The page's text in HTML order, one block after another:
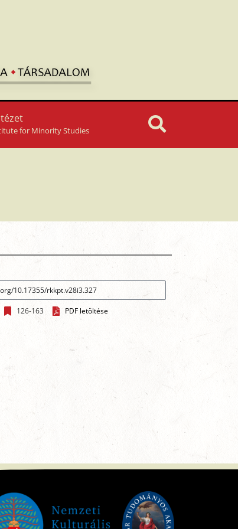
for Minority Studies
126-163 PDF letöltése